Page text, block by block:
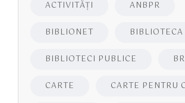
ACTIVITĂŢI ANBPR
BIBLIONET BIBLIOTECA
BIBLIOTECI PUBLICE
CARTE CARTE PENTRU